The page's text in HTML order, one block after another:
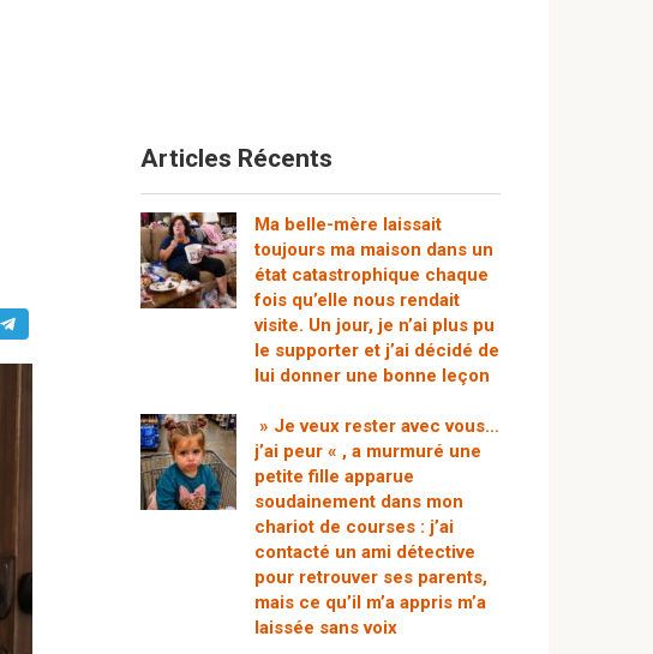
Articles Récents
Ma belle-mère laissait
toujours ma maison dans un
état catastrophique chaque
fois qu’elle nous rendait
visite. Un jour, je n’ai plus pu
le supporter et j’ai décidé de
lui donner une bonne leçon
» Je veux rester avec vous…
j’ai peur « , a murmuré une
petite fille apparue
soudainement dans mon
chariot de courses : j’ai
contacté un ami détective
pour retrouver ses parents,
mais ce qu’il m’a appris m’a
laissée sans voix